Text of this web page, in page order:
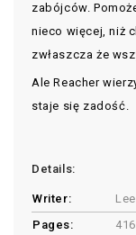
zabójców.
nieco więcej, niż
zwłaszcza że
Ale Reacher
staje się zadość.
Details:
Writer:
Pages:
416